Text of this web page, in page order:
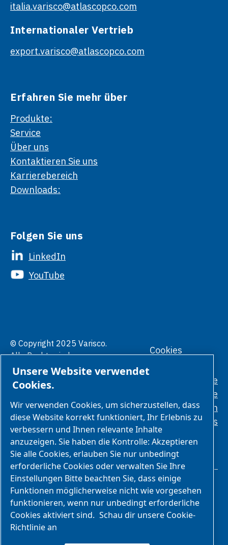
italia.varisco@atlascopco.com
Internationaler Vertrieb
export.varisco@atlascopco.com
Erfahren Sie mehr über
Produkte:
Service
Über uns
Kontaktieren Sie uns
Karrierebereich
Downloads:
Folgen Sie uns
LinkedIn
YouTube
© Copyright 2025 Varisco.
Alle Rechte sind
vorbehalten.
Cookies
Datenschutzrichtlinie
Allgemeine
Geschäftsbedingungen
Ethikstandards
Wir sind Teil der Atlas Copco Group
Unsere Website verwendet
Cookies.
Wir verwenden Cookies, um sicherzustellen, dass
diese Website korrekt funktioniert, Ihr Erlebnis zu
verbessern und Ihnen relevante Inhalte
anzuzeigen. Sie haben die Kontrolle: Akzeptieren
Sie alle Cookies, erlauben Sie nur unbedingt
erforderliche Cookies oder verwalten Sie Ihre
Einstellungen Bitte beachten Sie, dass einige
Funktionen möglicherweise nicht wie vorgesehen
funktionieren, wenn nur unbedingt erforderliche
Cookies aktiviert sind. Schau dir unsere Cookie-
Richtlinie an